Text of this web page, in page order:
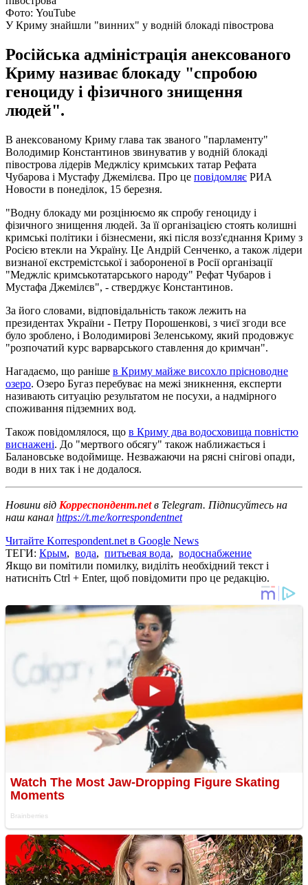
Фото: YouTube
У Криму знайшли "винних" у водній блокаді півострова
Російська адміністрація анексованого
Криму називає блокаду "спробою
геноциду і фізичного знищення
людей".
В анексованому Криму глава так званого "парламенту"
Володимир Константинов звинуватив у водній блокаді
півострова лідерів Меджлісу кримських татар Рефата
Чубарова і Мустафу Джемілєва. Про це повідомляє РИА
Новости в понеділок, 15 березня.
"Водну блокаду ми розцінюємо як спробу геноциду і
фізичного знищення людей. За її організацією стоять колишні
кримські політики і бізнесмени, які після возз'єднання Криму з
Росією втекли на Україну. Це Андрій Сенченко, а також лідери
визнаної екстремістської і забороненої в Росії організації
"Меджліс кримськотатарського народу" Рефат Чубаров і
Мустафа Джемілєв", - стверджує Константинов.
За його словами, відповідальність також лежить на
президентах України - Петру Порошенкові, з чиєї згоди все
було зроблено, і Володимирові Зеленському, який продовжує
"розпочатий курс варварського ставлення до кримчан".
Нагадаємо, що раніше в Криму майже висохло прісноводне
озеро. Озеро Бугаз перебуває на межі зникнення, експерти
називають ситуацію результатом не посухи, а надмірного
споживання підземних вод.
Також повідомлялося, що в Криму два водосховища повністю
виснажені. До "мертвого обсягу" також наближається і
Балановське водоймище. Незважаючи на рясні снігові опади,
води в них так і не додалося.
Новини від Корреспондент.netв Telegram. Підписуйтесь на
наш канал https://t.me/korrespondentnet
Читайте Korrespondent.net в Google News
ТЕГИ: Крым, вода, питьевая вода, водоснабжение
Якщо ви помітили помилку, виділіть необхідний текст і
натисніть Ctrl + Enter, щоб повідомити про це редакцію.